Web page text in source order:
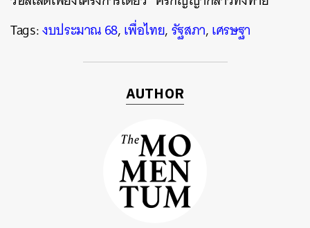
Tags:งบประมาณ 68,เพื่อไทย,รัฐสภา,เศรษฐา
AUTHOR